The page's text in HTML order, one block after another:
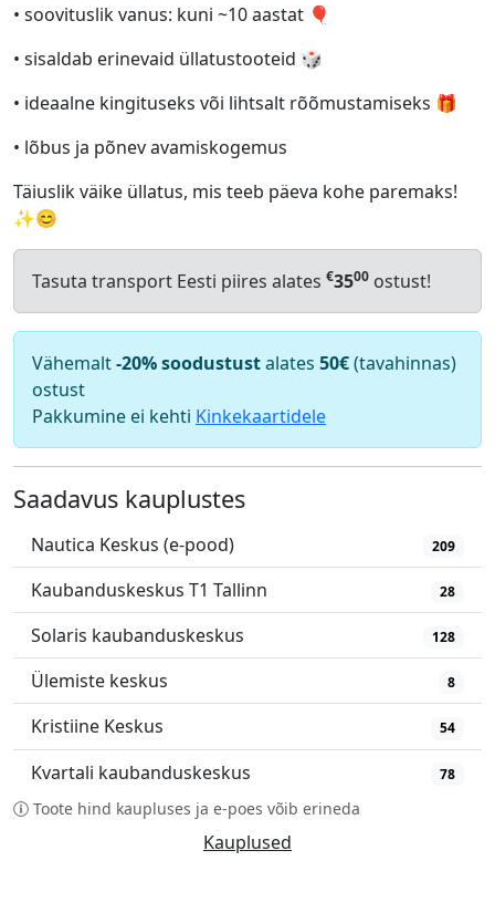
• soovituslik vanus: kuni ~10 aastat 🎈
• sisaldab erinevaid üllatustooteid 🎲
• ideaalne kingituseks või lihtsalt rõõmustamiseks 🎁
• lõbus ja põnev avamiskogemus
Täiuslik väike üllatus, mis teeb päeva kohe paremaks!
✨😊
Tasuta transport Eesti piires alates €3500 ostust!
Vähemalt-20% soodustustalates 50€(tavahinnas)
ostust
Pakkumine ei kehti Kinkekaartidele
Saadavus kauplustes
Nautica Keskus (e-pood) 209
Kaubanduskeskus T1 Tallinn 28
Solaris kaubanduskeskus 128
Ülemiste keskus 8
Kristiine Keskus 54
Kvartali kaubanduskeskus 78
Toote hind kaupluses ja e-poes võib erineda
Kauplused